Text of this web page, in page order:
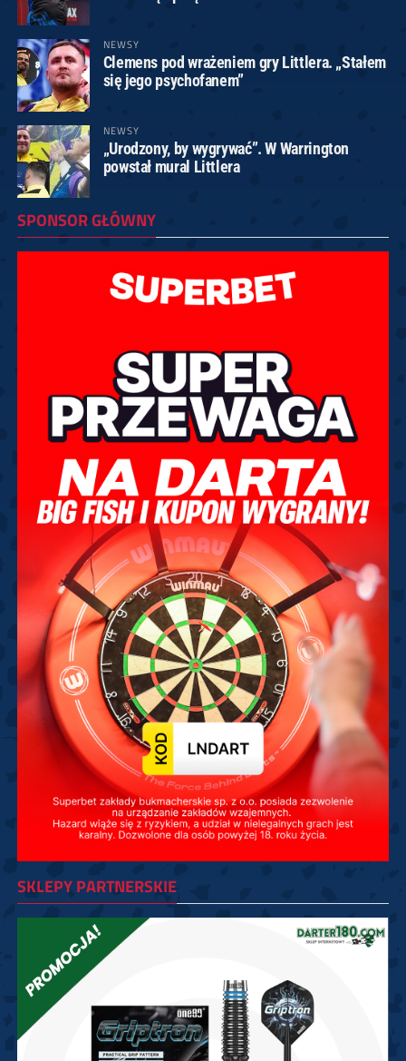
NEWSY
Clemens pod wrażeniem gry Littlera. „Stałem
się jego psychofanem”
NEWSY
„Urodzony, by wygrywać”. W Warrington
powstał mural Littlera
SPONSOR GŁÓWNY
SKLEPY PARTNERSKIE